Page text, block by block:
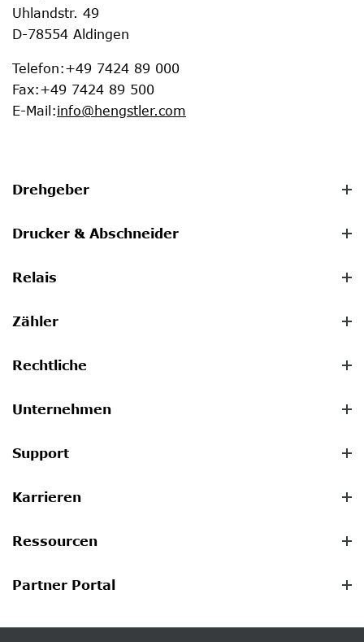
Uhlandstr. 49
D-78554 Aldingen
Telefon:+49 7424 89 000
Fax:+49 7424 89 500
E-Mail :info@hengstler.com
Drehgeber
Drucker & Abschneider
Relais
Zähler
Rechtliche
Unternehmen
Support
Karrieren
Ressourcen
Partner Portal